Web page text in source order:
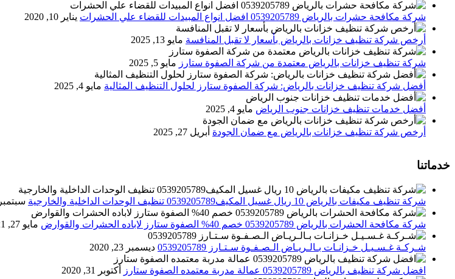
شركة مكافحة حشرات بالرياض 0539205789 افضل انواع المبيدات للقضاء علي الحشرات يناير 10, 2020
أرخص شركة تنظيف خزانات بالرياض بأسعار لا تقبل المنافسة مايو 13, 2025
شركة تنظيف خزانات بالرياض معتمدة من شركة الصفوة ستارز مايو 5, 2025
أفضل شركة تنظيف خزانات بالرياض: شركة الصفوة ستارز لحلول التنظيف المثالية مايو 4, 2025
أفضل خدمات تنظيف خزانات جنوب الرياض مايو 4, 2025
أرخص شركة تنظيف خزانات بالرياض مع ضمان الجودة أبريل 27, 2025
خدماتنا
شركة تنظيف مكيفات بالرياض 10 ريال غسيل المكيف0539205789 تنظيف الوحدات الداخلية والخارجية سبتمبر 29, 2021
شركة مكافحة الحشرات بالرياض 0539205789 خصم 40% الصفوة ستارز لاباده الحشرات والقوارض مايو 27, 2021
شـركـة غـسـيـل خـزانـات بـالـريـاض الـصـفـوة سـتـارز 0539205789 ديسمبر 23, 2020
افضل شركة تنظيف بالرياض 0539205789 عمالة مدربة معتمده الصفوة ستارز أكتوبر 31, 2020